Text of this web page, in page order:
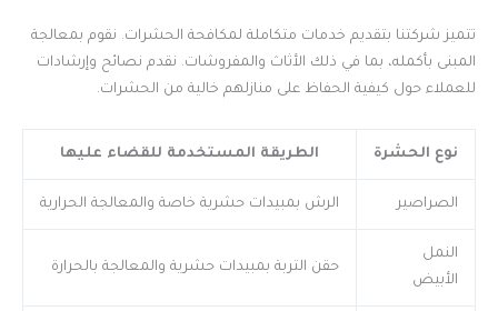
تتميز شركتنا بتقديم خدمات متكاملة لمكافحة الحشرات. نقوم بمعالجة
المبنى بأكمله، بما في ذلك الأثاث والمفروشات. نقدم نصائح وإرشادات
للعملاء حول كيفية الحفاظ على منازلهم خالية من الحشرات.
نوع الحشرة الطريقة المستخدمة للقضاء عليها
الصراصير الرش بمبيدات حشرية خاصة والمعالجة الحرارية
النمل
الأبيض
حقن التربة بمبيدات حشرية والمعالجة بالحرارة